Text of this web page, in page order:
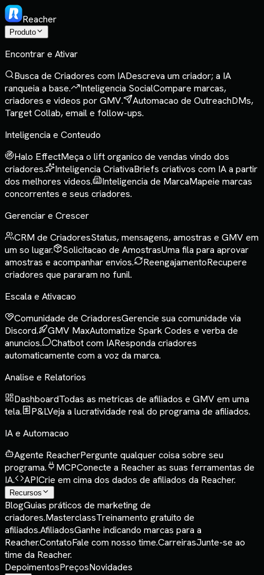
Reacher
Produto
Encontrar e Ativar
Busca de Criadores com IADescreva um criador; a IA
ranqueia a base.
Inteligencia SocialCompare marcas,
criadores e videos por GMV.
Automacao de OutreachDMs,
Target Collab, email e follow-ups.
Inteligencia e Conteudo
Halo EffectMeça o lift organico de vendas vindo dos
criadores.
Inteligencia CriativaBriefs criativos com IA a partir
dos melhores videos.
Inteligencia de MarcaMapeie marcas
concorrentes e seus criadores.
Gerenciar e Crescer
CRM de CriadoresStatus, mensagens, amostras e GMV em
um so lugar.
Solicitacao de AmostrasUma fila para aprovar
amostras e acompanhar envios.
ReengajamentoRecupere
criadores que pararam no funil.
Escala e Ativacao
Comunidade de CriadoresGerencie sua comunidade via
Discord.
GMV MaxAutomatize Spark Codes e verba de
anuncios.
Chatbot com IAResponda criadores
automaticamente com a voz da marca.
Analise e Relatorios
DashboardTodas as metricas de afiliados e GMV em uma
tela.
P&LVeja a lucratividade real do programa de afiliados.
IA e Automacao
Agente ReacherPergunte qualquer coisa sobre seu
programa.
MCPConecte a Reacher as suas ferramentas de
IA.
APICrie em cima dos dados de afiliados da Reacher.
Recursos
BlogGuias práticos de marketing de
criadores.MasterclassTreinamento gratuito de
afiliados.AfiliadosGanhe indicando marcas para a
Reacher.ContatoFale com nosso time.CarreirasJunte-se ao
time da Reacher.
DepoimentosPreçosNovidades